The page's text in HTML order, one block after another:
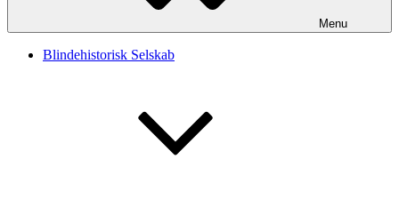
Menu
Blindehistorisk Selskab